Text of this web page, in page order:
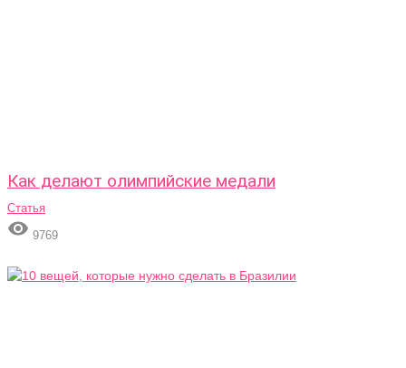
Как делают олимпийские медали
Статья
 9769